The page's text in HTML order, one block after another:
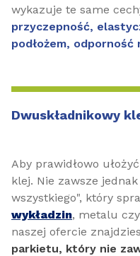
wykazuje te same
przyczepność,
podłożem,
Dwuskładnikowy
Aby prawidłowo
klej. Nie zawsze
wszystkiego", który
wykładzin, metalu
naszej ofercie
parkietu, który nie